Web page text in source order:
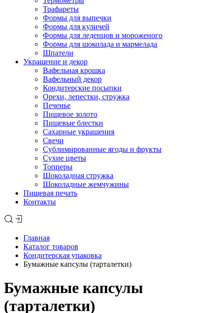
Трафареты
Формы для выпечки
Формы для куличей
Формы для леденцов и мороженого
Формы для шоколада и мармелада
Шпатели
Украшение и декор
Вафельная крошка
Вафельный декор
Кондитерские посыпки
Орехи, лепестки, стружка
Печенье
Пищевое золото
Пищевые блестки
Сахарные украшения
Свечи
Сублимированные ягоды и фрукты
Сухие цветы
Топперы
Шоколадная стружка
Шоколадные жемчужины
Пищевая печать
Контакты
Главная
Каталог товаров
Кондитерская упаковка
Бумажные капсулы (тарталетки)
Бумажные капсулы
(тарталетки)